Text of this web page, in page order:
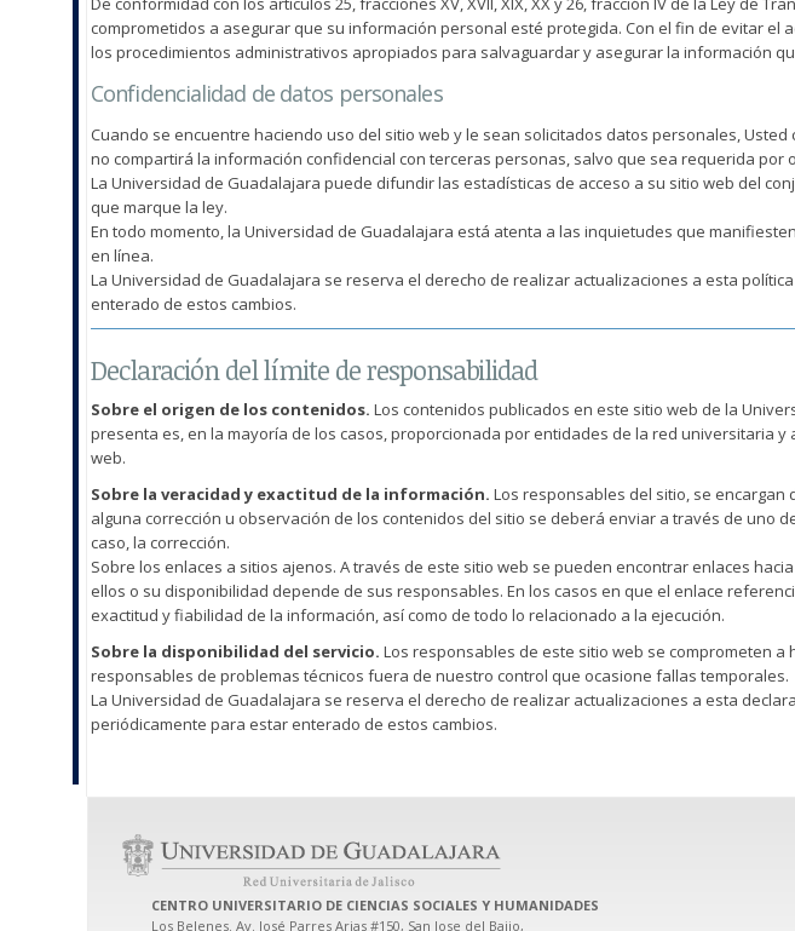
comprometidos a asegurar que su información personal esté protegida. Con el fin de evitar
los procedimientos administrativos apropiados para salvaguardar y asegurar la información
Confidencialidad de datos personales
Cuando se encuentre haciendo uso del sitio web y le sean solicitados datos personales,
no compartirá la información confidencial con terceras personas, salvo que sea requerida
La Universidad de Guadalajara puede difundir las estadísticas de acceso a su sitio web del
que marque la ley.
En todo momento, la Universidad de Guadalajara está atenta a las inquietudes que
en línea.
La Universidad de Guadalajara se reserva el derecho de realizar actualizaciones a esta
enterado de estos cambios.
Declaración del límite de responsabilidad
Sobre el origen de los contenidos. Los contenidos publicados en este sitio web de la
presenta es, en la mayoría de los casos, proporcionada por entidades de la red universitaria
web.
Sobre la veracidad y exactitud de la información. Los responsables del sitio, se
alguna corrección u observación de los contenidos del sitio se deberá enviar a través de uno
caso, la corrección.
Sobre los enlaces a sitios ajenos. A través de este sitio web se pueden encontrar enlaces
ellos o su disponibilidad depende de sus responsables. En los casos en que el enlace
exactitud y fiabilidad de la información, así como de todo lo relacionado a la ejecución.
Sobre la disponibilidad del servicio. Los responsables de este sitio web se comprometen
responsables de problemas técnicos fuera de nuestro control que ocasione fallas temporales.
La Universidad de Guadalajara se reserva el derecho de realizar actualizaciones a esta
periódicamente para estar enterado de estos cambios.
CENTRO UNIVERSITARIO DE CIENCIAS SOCIALES Y HUMANIDADES
Los Belenes. Av. José Parres Arias #150, San Jose del Bajio,